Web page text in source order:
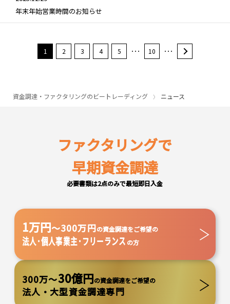
年末年始営業時間のお知らせ
1 2 3 4 5 ･･･ 10 ･･･
資金調達・ファクタリングのビートレーディング ニュース
ファクタリングで
早期資金調達
必要書類は2点のみで最短即日入金
300万～30億円の資金調達をご希望の
法人・大型資金調達専門
1万円～300万円の資金調達をご希望の
法人･個人事業主･フリーランス の方